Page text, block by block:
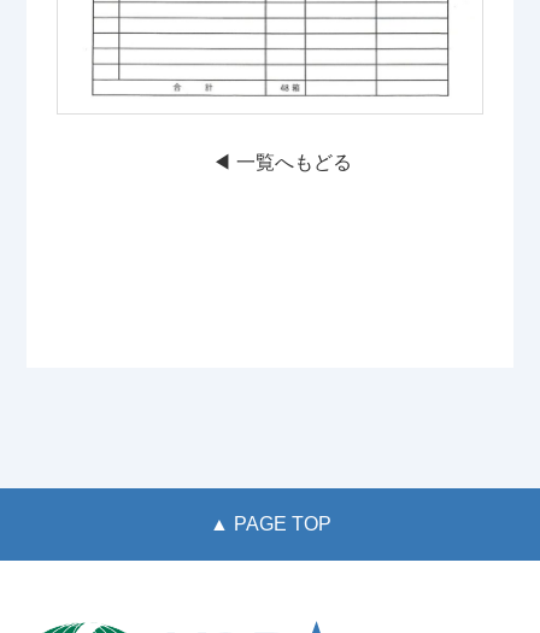
◀︎ 一覧へもどる
▲ PAGE TOP